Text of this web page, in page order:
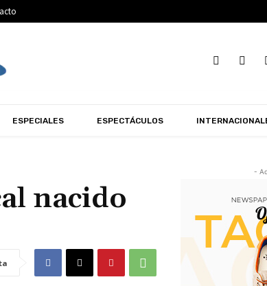
ESPECIALES ESPECTÁCULOS
nacido
-